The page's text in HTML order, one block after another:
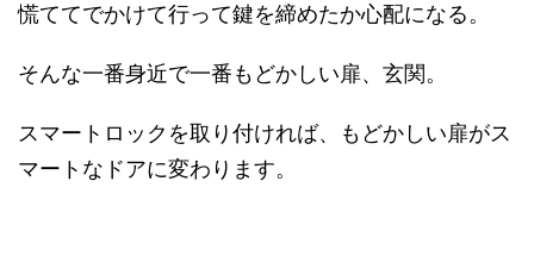
慌ててでかけて行って鍵を締めたか心配になる。
そんな一番身近で一番もどかしい扉、玄関。
スマートロックを取り付ければ、もどかしい扉がス
マートなドアに変わります。